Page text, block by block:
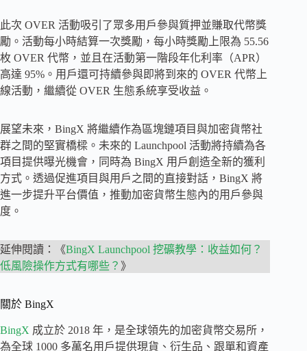
此次 OVER 活動吸引了眾多用戶參與質押並賺取代幣獎
勵。活動每小時結算一次獎勵，每小時獎勵上限為 55.56
枚 OVER 代幣，並且在活動第一階段年化利率（APR）
高達 95%。用戶還可持續參與即將到來的 OVER 代幣上
線活動，繼續從 OVER 生態系統享受收益。
展望未來，BingX 將繼續作為區塊鏈項目與加密貨幣社
群之間的堅實橋樑。未來的 Launchpool 活動將持續為各
項目提供曝光機會，同時為 BingX 用戶創造全新的獲利
方式。透過促進項目與用戶之間的直接對話，BingX 將
進一步提升平台價值，推動加密貨幣生態內的用戶參與
度。
延伸閱讀：《BingX Launchpool 挖礦教學：收益如何？
低風險操作方式有哪些？ 》
關於 BingX
BingX 成立於 2018 年，是全球領先的加密貨幣交易所，
為全球 1000 多萬名用戶提供現貨、衍生品、跟單和資產